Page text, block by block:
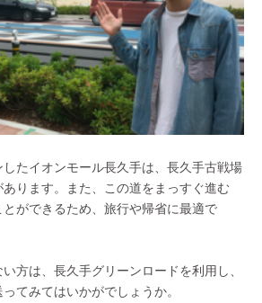
したイオンモール長久手は、長久手古戦場
ります。また、この道をまっすぐ進む
ができるため、旅行や帰省に最適で
方は、長久手グリーンロードを利用し、
てみてはいかがでしょうか。